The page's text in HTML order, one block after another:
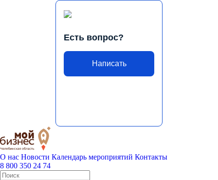
Есть вопрос?
Написать
О нас Новости Календарь мероприятий Контакты
8 800 350 24 74